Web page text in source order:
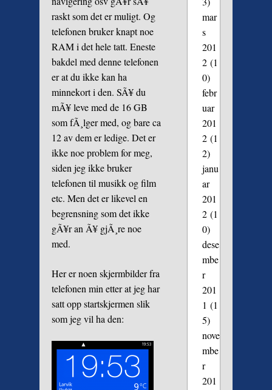
raskt som det er muligt. Og
telefonen bruker knapt noe
RAM i det hele tatt. Eneste
bakdel med denne telefonen
er at du ikke kan ha
minnekort i den. SÃ¥ du
mÃ¥ leve med de 16 GB
som fÃ¸lger med, og bare ca
12 av dem er ledige. Det er
ikke noe problem for meg,
siden jeg ikke bruker
telefonen til musikk og film
etc. Men det er likevel en
begrensning som det ikke
gÃ¥r an Ã¥ gjÃ¸re noe
med.
Her er noen skjermbilder fra
telefonen min etter at jeg har
satt opp startskjermen slik
som jeg vil ha den:
mar
s
201
2(1
0)
febr
uar
201
2(1
2)
janu
ar
201
2(1
0)
dese
mbe
r
201
1 (1
5)
nove
mbe
r
201